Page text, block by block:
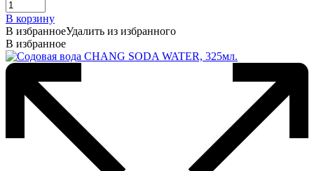
В корзину
В избранноеУдалить из избранного
В избранное